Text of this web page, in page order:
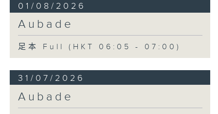
01/08/2026
Aubade
足本 Full (HKT 06:05 - 07:00)
31/07/2026
Aubade